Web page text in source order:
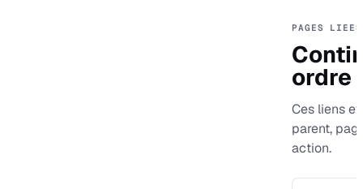
PAGES LIEES
ordre
Ces liens
parent,
action.